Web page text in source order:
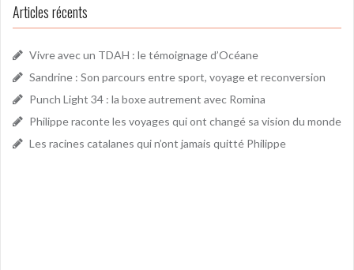
Articles récents
Vivre avec un TDAH : le témoignage d’Océane
Sandrine : Son parcours entre sport, voyage et reconversion
Punch Light 34 : la boxe autrement avec Romina
Philippe raconte les voyages qui ont changé sa vision du monde
Les racines catalanes qui n’ont jamais quitté Philippe